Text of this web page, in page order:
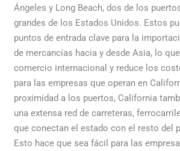
Ángeles y Long Beach, dos de los
grandes de los Estados Unidos. Estos
puntos de entrada clave para la
de mercancías hacia y desde Asia, lo
comercio internacional y reduce los
para las empresas que operan en
proximidad a los puertos, California
una extensa red de carreteras,
que conectan el estado con el resto del
Esto hace que sea fácil para las